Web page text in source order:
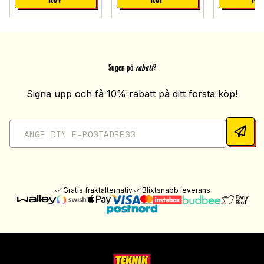
Sugen på rabatt?
Signa upp och få 10% rabatt på ditt första köp!
Gratis fraktalternativ Blixtsnabb leverans